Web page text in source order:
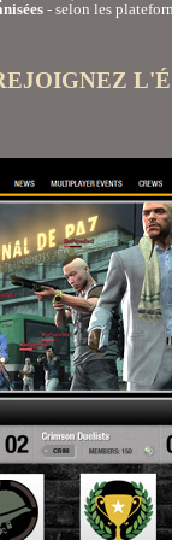
- selon les